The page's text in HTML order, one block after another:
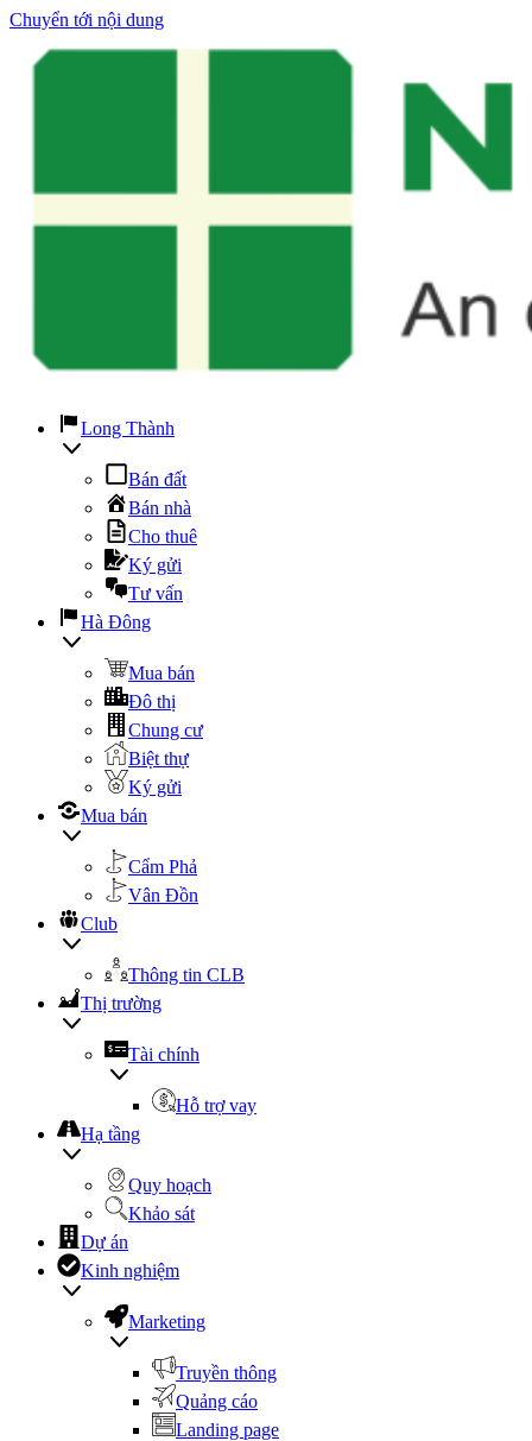
Chuyển tới nội dung
Long Thành
Bán đất
Bán nhà
Cho thuê
Ký gửi
Tư vấn
Hà Đông
Mua bán
Đô thị
Chung cư
Biệt thự
Ký gửi
Mua bán
Cẩm Phả
Vân Đồn
Club
Thông tin CLB
Thị trường
Tài chính
Hỗ trợ vay
Hạ tầng
Quy hoạch
Khảo sát
Dự án
Kinh nghiệm
Marketing
Truyền thông
Quảng cáo
Landing page